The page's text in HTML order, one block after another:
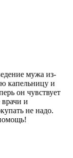
мужа из-
капельницу и
он чувствует
и
не надо.